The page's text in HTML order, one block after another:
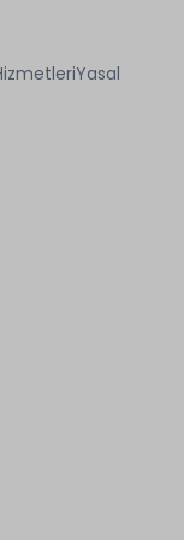
Yasal